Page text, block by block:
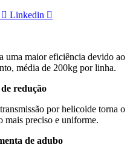
Linkedin
uma maior eficiência devido ao
média de 200kg por linha.
redução
por helicoide torna o
preciso e uniforme.
de adubo